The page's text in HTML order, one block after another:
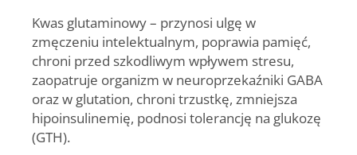
Kwas glutaminowy– przynosi ulgę w
zmęczeniu intelektualnym, poprawia pamięć,
chroni przed szkodliwym wpływem stresu,
zaopatruje organizm w neuroprzekaźniki GABA
oraz w glutation, chroni trzustkę, zmniejsza
hipoinsulinemię, podnosi tolerancję na glukozę
(GTH).